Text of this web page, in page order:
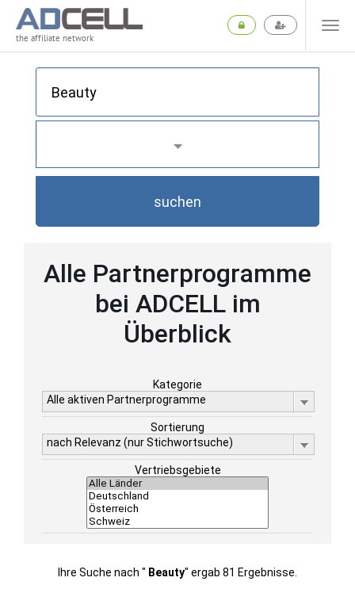
the affiliate network
suchen
Alle Partnerprogramme
bei ADCELL im
Überblick
Kategorie
Alle aktiven Partnerprogramme
Sortierung
nach Relevanz (nur Stichwortsuche)
Vertriebsgebiete
Ihre Suche nach " Beauty" ergab 81 Ergebnisse.